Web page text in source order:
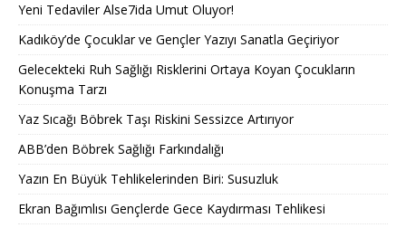
Yeni Tedaviler Alse7ida Umut Oluyor!
Kadıköy’de Çocuklar ve Gençler Yazıyı Sanatla Geçiriyor
Gelecekteki Ruh Sağlığı Risklerini Ortaya Koyan Çocukların
Konuşma Tarzı
Yaz Sıcağı Böbrek Taşı Riskini Sessizce Artırıyor
ABB’den Böbrek Sağlığı Farkındalığı
Yazın En Büyük Tehlikelerinden Biri: Susuzluk
Ekran Bağımlısı Gençlerde Gece Kaydırması Tehlikesi